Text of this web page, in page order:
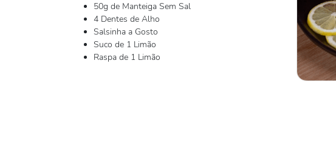
50g de Manteiga Sem Sal
4 Dentes de Alho
Salsinha a Gosto
Suco de 1 Limão
Raspa de 1 Limão